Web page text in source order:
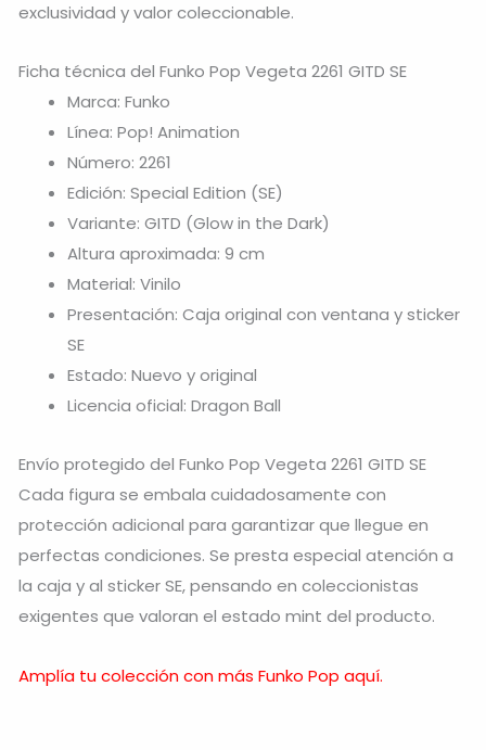
exclusividad y valor coleccionable.
Ficha técnica del Funko Pop Vegeta 2261 GITD SE
Marca: Funko
Línea: Pop! Animation
Número: 2261
Edición: Special Edition (SE)
Variante: GITD (Glow in the Dark)
Altura aproximada: 9 cm
Material: Vinilo
Presentación: Caja original con ventana y sticker
SE
Estado: Nuevo y original
Licencia oficial: Dragon Ball
Envío protegido del Funko Pop Vegeta 2261 GITD SE
Cada figura se embala cuidadosamente con
protección adicional para garantizar que llegue en
perfectas condiciones. Se presta especial atención a
la caja y al sticker SE, pensando en coleccionistas
exigentes que valoran el estado mint del producto.
Amplía tu colección con más Funko Pop aquí.